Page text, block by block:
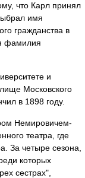
что Карл принял
имя
гражданства в
фамилия
и
Московского
в 1898 году.
Немировичем-
театра, где
За четыре сезона,
которых
сестрах",